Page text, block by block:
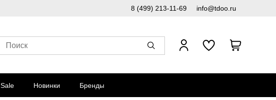
8 (499) 213-11-69 info@tdoo.ru
Поиск
Sale Новинки Бренды